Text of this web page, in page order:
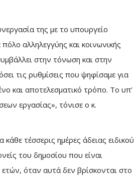
της με το υπουργείο
αλληλεγγύης και κοινωνικής
στην τόνωση και στην
τις ρυθμίσεις που ψηφίσαμε για
και αποτελεσματικό τρόπο. Το υπ’
εργασίας», τόνισε ο κ.
κάθε τέσσερις ημέρες άδειας ειδικού
του δημοσίου που είναι
όταν αυτά δεν βρίσκονται στο